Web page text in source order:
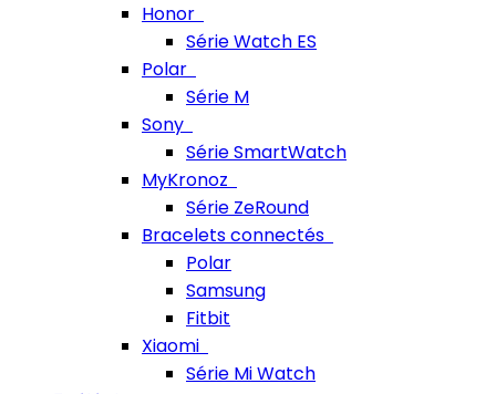
Honor
Série Watch ES
Polar
Série M
Sony
Série SmartWatch
MyKronoz
Série ZeRound
Bracelets connectés
Polar
Samsung
Fitbit
Xiaomi
Série Mi Watch